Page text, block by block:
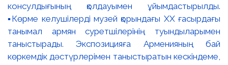
консулдығының қолдауымен ұйымдастырылды.
▪️Көрме келушілерді музей қорындағы ХХ ғасырдағы
танымал армян суретшілерінің туындыларымен
таныстырады. Экспозицияға Арменияның бай
көркемдік дәстүрлерімен таныстыратын кескіндеме,